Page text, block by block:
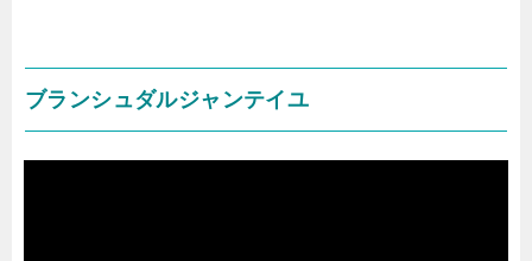
ブランシュダルジャンテイユ